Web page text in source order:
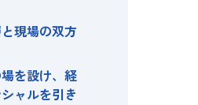
現場の双方
を設け、経
ャルを引き